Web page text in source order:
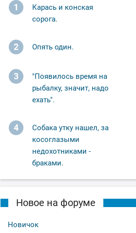
1
Карась и конская
сорога.
2 Опять один.
3
"Появилось время на
рыбалку, значит, надо
ехать".
4
Собака утку нашел, за
косоглазыми
недохотниками -
браками.
Новое на форуме
Новичок